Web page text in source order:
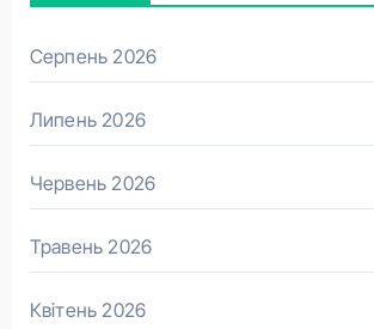
Серпень 2026
Липень 2026
Червень 2026
Травень 2026
Квітень 2026